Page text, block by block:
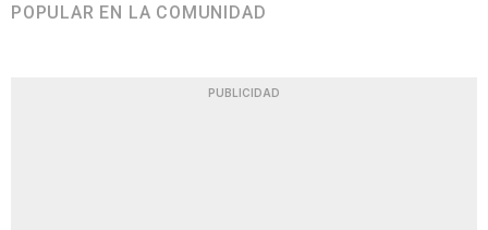
POPULAR EN LA COMUNIDAD
PUBLICIDAD